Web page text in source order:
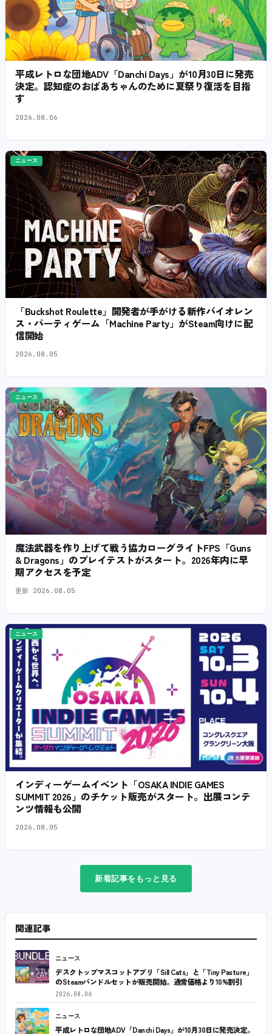
平成レトロな団地ADV「Danchi Days」が10月30日に発売
決定。認知症のおばあちゃんのために夏祭り復活を目指
す
2026.08.06
ニュース
「Buckshot Roulette」開発者が手がける新作バイオレン
ス・パーティゲーム「Machine Party」がSteam向けに配
信開始
2026.08.05
ニュース
魔法武器を作り上げて戦う協力ローグライトFPS「Guns
& Dragons」のプレイテストがスタート。2026年内に早
期アクセスを予定
更新 2026.08.05
ニュース
インディーゲームイベント「OSAKA INDIE GAMES
SUMMIT 2026」のチケット販売がスタート。出展コンテ
ンツ情報も公開
2026.08.05
新着記事をもっと見る
関連記事
ニュース
デスクトップマスコットアプリ「Sill Cats」と「Tiny Pasture」
のSteamバンドルセットが販売開始。通常価格より10%割引
2026.08.06
ニュース
平成レトロな団地ADV「Danchi Days」が10月30日に発売決定。